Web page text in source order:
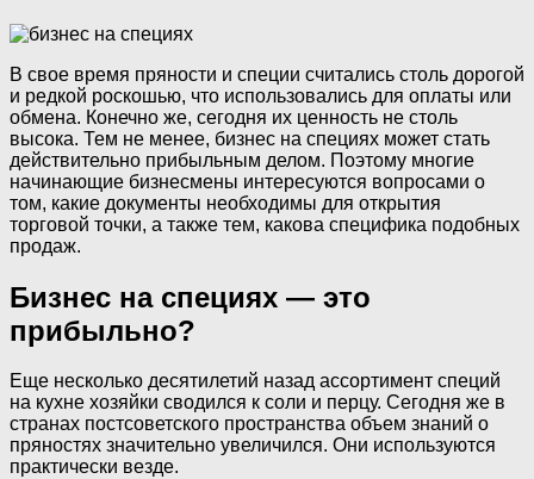
В свое время пряности и специи считались столь дорогой
и редкой роскошью, что использовались для оплаты или
обмена. Конечно же, сегодня их ценность не столь
высока. Тем не менее, бизнес на специях может стать
действительно прибыльным делом. Поэтому многие
начинающие бизнесмены интересуются вопросами о
том, какие документы необходимы для открытия
торговой точки, а также тем, какова специфика подобных
продаж.
Бизнес на специях — это
прибыльно?
Еще несколько десятилетий назад ассортимент специй
на кухне хозяйки сводился к соли и перцу. Сегодня же в
странах постсоветского пространства объем знаний о
пряностях значительно увеличился. Они используются
практически везде.